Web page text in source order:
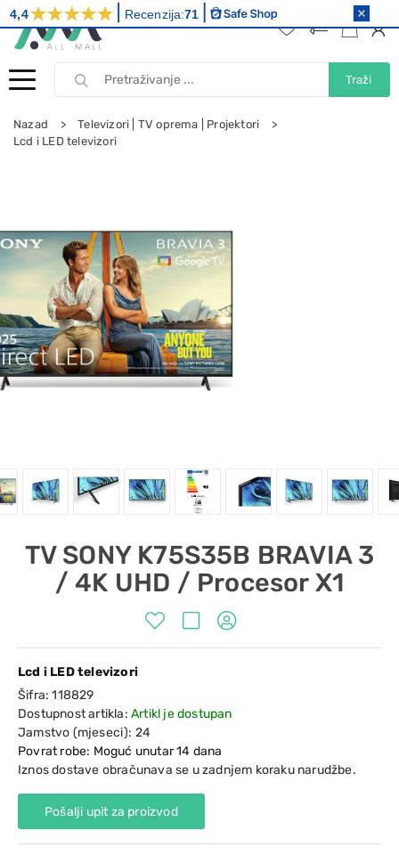
Traži
Nazad
Televizori | TV oprema | Projektori
Lcd i LED televizori
TV SONY K75S35B BRAVIA 3
/ 4K UHD / Procesor X1
Lcd i LED televizori
Šifra:118829
Dostupnost artikla: Artikl je dostupan
Jamstvo (mjeseci): 24
Povrat robe: Moguć unutar 14 dana
Iznos dostave obračunava se u zadnjem koraku narudžbe.
Pošalji upit za proizvod
4,4 Recenzija:71